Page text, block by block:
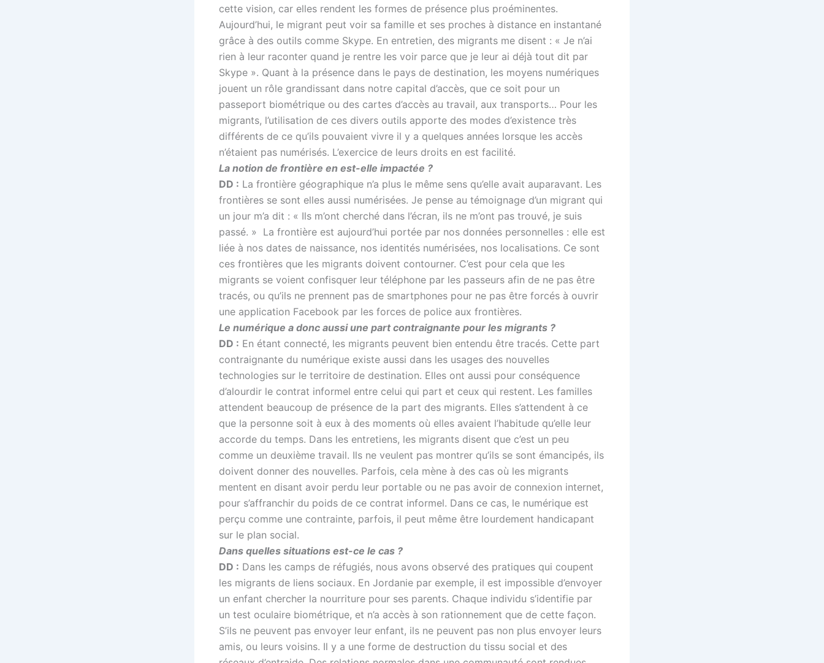
cette vision, car elles rendent les formes de présence plus proéminentes.
Aujourd’hui, le migrant peut voir sa famille et ses proches à distance en instantané
grâce à des outils comme Skype. En entretien, des migrants me disent : « Je n’ai
rien à leur raconter quand je rentre les voir parce que je leur ai déjà tout dit par
Skype ». Quant à la présence dans le pays de destination, les moyens numériques
jouent un rôle grandissant dans notre capital d’accès, que ce soit pour un
passeport biométrique ou des cartes d’accès au travail, aux transports… Pour les
migrants, l’utilisation de ces divers outils apporte des modes d’existence très
différents de ce qu’ils pouvaient vivre il y a quelques années lorsque les accès
n’étaient pas numérisés. L’exercice de leurs droits en est facilité.
La notion de frontière en est-elle impactée ?
DD : La frontière géographique n’a plus le même sens qu’elle avait auparavant. Les
frontières se sont elles aussi numérisées. Je pense au témoignage d’un migrant qui
un jour m’a dit : « Ils m’ont cherché dans l’écran, ils ne m’ont pas trouvé, je suis
passé. » La frontière est aujourd’hui portée par nos données personnelles : elle est
liée à nos dates de naissance, nos identités numérisées, nos localisations. Ce sont
ces frontières que les migrants doivent contourner. C’est pour cela que les
migrants se voient confisquer leur téléphone par les passeurs afin de ne pas être
tracés, ou qu’ils ne prennent pas de smartphones pour ne pas être forcés à ouvrir
une application Facebook par les forces de police aux frontières.
Le numérique a donc aussi une part contraignante pour les migrants ?
DD : En étant connecté, les migrants peuvent bien entendu être tracés. Cette part
contraignante du numérique existe aussi dans les usages des nouvelles
technologies sur le territoire de destination. Elles ont aussi pour conséquence
d’alourdir le contrat informel entre celui qui part et ceux qui restent. Les familles
attendent beaucoup de présence de la part des migrants. Elles s’attendent à ce
que la personne soit à eux à des moments où elles avaient l’habitude qu’elle leur
accorde du temps. Dans les entretiens, les migrants disent que c’est un peu
comme un deuxième travail. Ils ne veulent pas montrer qu’ils se sont émancipés, ils
doivent donner des nouvelles. Parfois, cela mène à des cas où les migrants
mentent en disant avoir perdu leur portable ou ne pas avoir de connexion internet,
pour s’affranchir du poids de ce contrat informel. Dans ce cas, le numérique est
perçu comme une contrainte, parfois, il peut même être lourdement handicapant
sur le plan social.
Dans quelles situations est-ce le cas ?
DD : Dans les camps de réfugiés, nous avons observé des pratiques qui coupent
les migrants de liens sociaux. En Jordanie par exemple, il est impossible d’envoyer
un enfant chercher la nourriture pour ses parents. Chaque individu s’identifie par
un test oculaire biométrique, et n’a accès à son rationnement que de cette façon.
S’ils ne peuvent pas envoyer leur enfant, ils ne peuvent pas non plus envoyer leurs
amis, ou leurs voisins. Il y a une forme de destruction du tissu social et des